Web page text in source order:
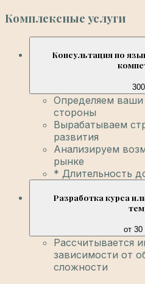
Комплексные услуги
Консультация по
Определяем ваши
стороны
Вырабатываем
развития
Анализируем
рынке
* Длительность
Разработка курса
от
Рассчитывается
зависимости от
сложности